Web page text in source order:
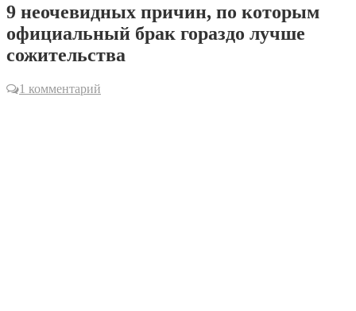
9 неочевидных причин, по которым
официальный брак гораздо лучше
сожительства
1 комментарий